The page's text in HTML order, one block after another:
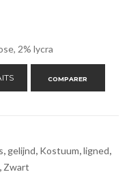
2% lycra
COMPARER
, gelijnd, Kostuum,ligned,
, Zwart